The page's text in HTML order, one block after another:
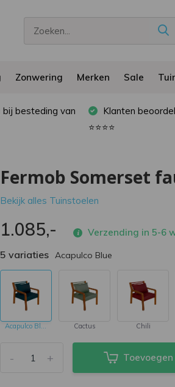
Zonwering Merken Sale
bij besteding van
Klanten
⭐⭐⭐⭐
Fermob Somerset
Bekijk alles Tuinstoelen
1.085,- Verzending in 5-6
5 variaties Acapulco Blue
Acapulco Blue Cactus Chili
+
-